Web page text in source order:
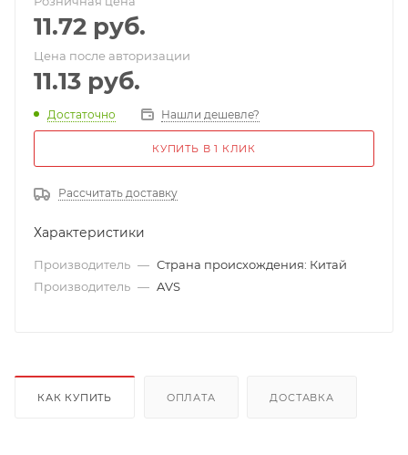
11.72 руб.
Цена после авторизации
11.13 руб.
Достаточно Нашли дешевле?
КУПИТЬ В 1 КЛИК
Рассчитать доставку
Характеристики
Производитель — Страна происхождения: Китай
Производитель — AVS
КАК КУПИТЬ ОПЛАТА ДОСТАВКА